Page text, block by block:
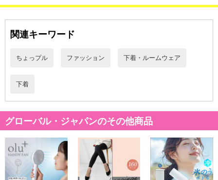
・原材料/材質/素材：身生地：綿95％、ポリウレタン5％。マチ部裏
地：ポリエステル100％。
・商品カラー：ピンク
・商品サイズ：
3L-4L（ヒップ97-110cm）
W34×H28cm
関連キーワード
ちょっプル ファッション 下着・ルームウェア
下着
グローバル・ジャパンのその他商品